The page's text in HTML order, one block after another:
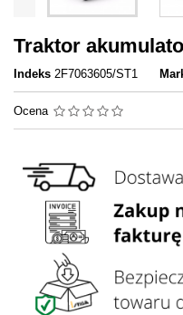
Traktor
Indeks 2F7063605/ST1
Ocena